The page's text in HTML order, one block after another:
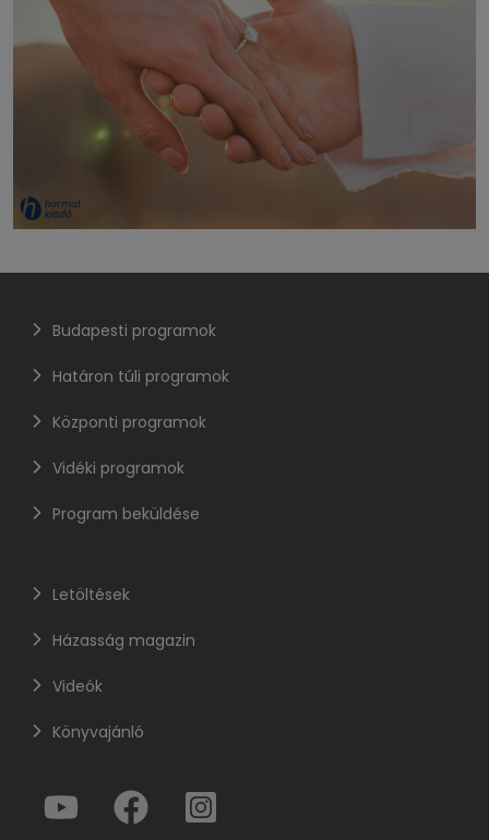
Budapesti programok
Határon túli programok
Központi programok
Vidéki programok
Program beküldése
Letöltések
Házasság magazin
Videók
Könyvajánló